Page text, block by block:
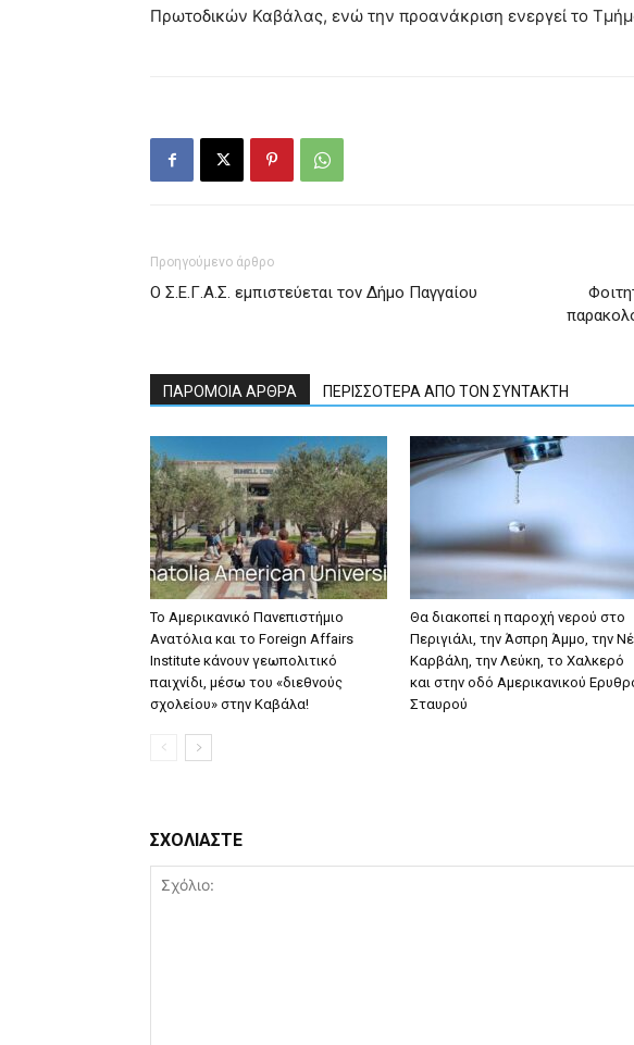
Πρωτοδικών Καβάλας, ενώ την προανάκριση ενεργεί το
Προηγούμενο άρθρο
Ο Σ.Ε.Γ.Α.Σ. εμπιστεύεται τον Δήμο Παγγαίου
ΠΑΡΟΜΟΙΑ ΑΡΘΡΑ ΠΕΡΙΣΣΟΤΕΡΑ ΑΠΟ ΤΟΝ ΣΥΝΤΑΚΤΗ
Το Αμερικανικό Πανεπιστήμιο
Ανατόλια και το Foreign Affairs
Institute κάνουν γεωπολιτικό
παιχνίδι, μέσω του «διεθνούς
σχολείου» στην Καβάλα!
Θα διακοπεί η παροχή νερού στο
Περιγιάλι, την Άσπρη Άμμο, την
Καρβάλη, την Λεύκη, το Χαλκερό
και στην οδό Αμερικανικού
Σταυρού
ΣΧΟΛΙΑΣΤΕ